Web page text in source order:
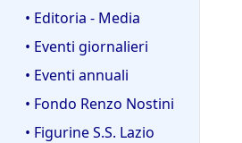
• Editoria - Media
• Eventi giornalieri
• Eventi annuali
• Fondo Renzo Nostini
• Figurine S.S. Lazio